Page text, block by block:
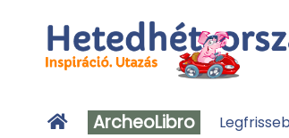
ArcheoLibro